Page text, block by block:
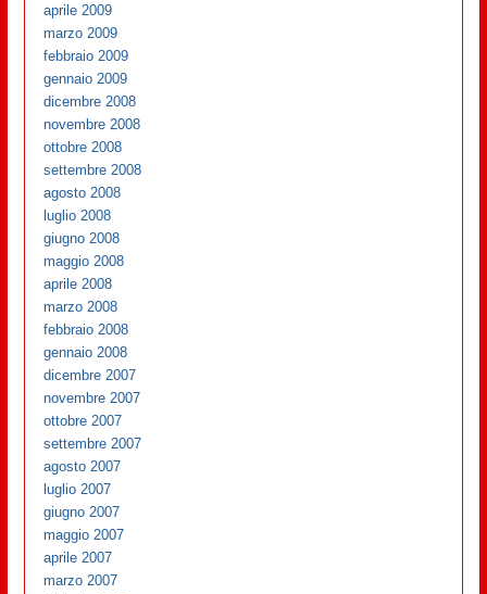
aprile 2009
marzo 2009
febbraio 2009
gennaio 2009
dicembre 2008
novembre 2008
ottobre 2008
settembre 2008
agosto 2008
luglio 2008
giugno 2008
maggio 2008
aprile 2008
marzo 2008
febbraio 2008
gennaio 2008
dicembre 2007
novembre 2007
ottobre 2007
settembre 2007
agosto 2007
luglio 2007
giugno 2007
maggio 2007
aprile 2007
marzo 2007